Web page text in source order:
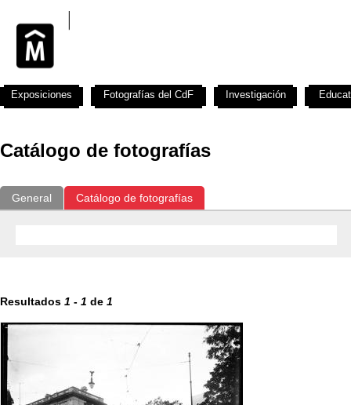
Catálogo de fotografías
General Catálogo de fotografías
Resultados 1 - 1 de 1
Exposiciones Fotografías del CdF Investigación